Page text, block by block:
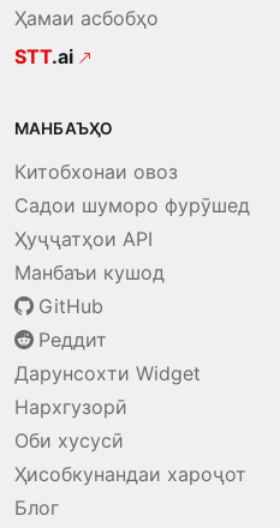
Ҳамаи асбобҳо
STT.ai
МАНБАЪҲО
Китобхонаи овоз
Садои шуморо фурӯшед
Ҳуҷҷатҳои API
Манбаъи кушод
GitHub
Реддит
Дарунсохти Widget
Нархгузорӣ
Оби хусусӣ
Ҳисобкунандаи хароҷот
Блог